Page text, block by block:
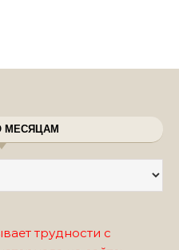
МЕСЯЦАМ
трудности с